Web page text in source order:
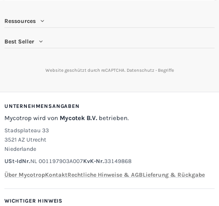
Ressources
Best Seller
Website geschützt durch reCAPTCHA. Datenschutz - Begriffe
UNTERNEHMENSANGABEN
Mycotrop wird von Mycotek B.V. betrieben.
Stadsplateau 33
3521 AZ Utrecht
Niederlande
USt-IdNr.NL 001197903A007KvK-Nr.33149868
Über MycotropKontaktRechtliche Hinweise & AGBLieferung & Rückgabe
WICHTIGER HINWEIS